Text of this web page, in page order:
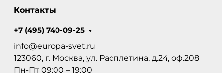
Контакты
+7 (495) 740-09-25
info@europa-svet.ru
123060, г. Москва, ул. Расплетина, д.24, оф.208
Пн-Пт 09:00 – 19:00